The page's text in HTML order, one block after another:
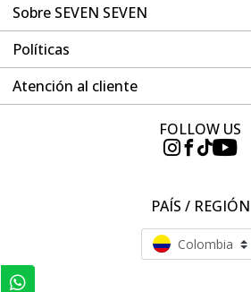
Sobre SEVEN SEVEN
Políticas
Atención al cliente
FOLLOW US
PAÍS / REGIÓN
Colombia